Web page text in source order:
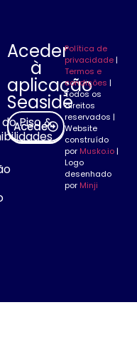
Piso &
Aceder
à
aplicação
Seaside
Acede
Política de
privacidade |
Termos e
condições |
Todos os
direitos
reservados |
Website
construído
por Musko.io |
Logo
desenhado
por Minji